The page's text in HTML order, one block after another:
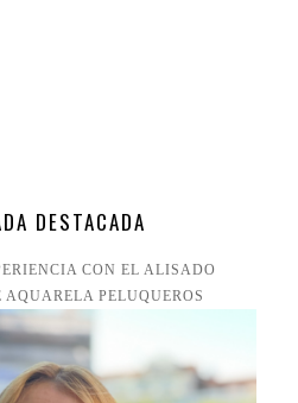
DESTACADA
CON EL ALISADO
PELUQUEROS